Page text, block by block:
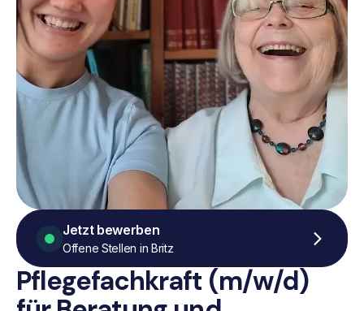
Pflegefachkraft (m/w/d)
Jetzt bewerben
Offene Stellen in Britz